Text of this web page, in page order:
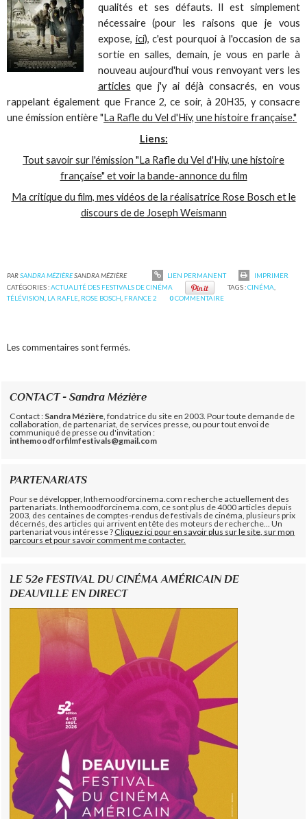
qualités et ses défauts. Il est simplement
nécessaire (pour les raisons que je vous
expose, ici), c'est pourquoi à l'occasion de sa
sortie en salles, demain, je vous en parle à
nouveau aujourd'hui vous renvoyant vers les
articles que j'y ai déjà consacrés, en vous
rappelant également que France 2, ce soir, à 20H35, y consacre
une émission entière "La Rafle du Vel d'Hiv, une histoire française."
Liens:
Tout savoir sur l'émission "La Rafle du Vel d'Hiv, une histoire
française" et voir la bande-annonce du film
Ma critique du film, mes vidéos de la réalisatrice Rose Bosch et le
discours de de Joseph Weismann
PARSANDRA MÉZIÈRESANDRA MÉZIÈRE LIEN PERMANENT
IMPRIMER
CATÉGORIES :ACTUALITÉ DES FESTIVALS DE CINÉMA TAGS :CINÉMA
TÉLÉVISION LA RAFLE ROSE BOSCH FRANCE 2 0COMMENTAIRE
Les commentaires sont fermés.
CONTACT - Sandra Mézière
Contact : Sandra Mézière , fondatrice du site en 2003. Pour toute demande de
collaboration, de partenariat, de services presse, ou pour tout envoi de
communiqué de presse ou d'invitation :
inthemoodforfilmfestivals@gmail.com
PARTENARIATS
Pour se développer, Inthemoodforcinema.com recherche actuellement des
partenariats. Inthemoodforcinema.com, ce sont plus de 4000 articles depuis
2003, des centaines de comptes-rendus de festivals de cinéma, plusieurs prix
décernés, des articles qui arrivent en tête des moteurs de recherche... Un
partenariat vous intéresse ?Cliquez ici pour en savoir plus sur le site, sur mon
parcours et pour savoir comment me contacter.
LE 52e FESTIVAL DU CINÉMA AMÉRICAIN DE
DEAUVILLE EN DIRECT